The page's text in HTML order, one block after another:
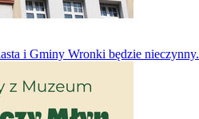
i Gminy Wronki będzie nieczynny.